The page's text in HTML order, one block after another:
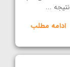
ادامه مطلب